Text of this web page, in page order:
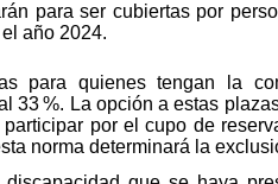
para ser cubiertas por
año 2024.
para quienes tengan la
%. La opción a estas
por el cupo de
norma determinará la